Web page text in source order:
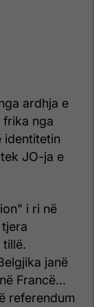
ardhja e
frika nga
identitetin
JO-ja e
i ri në
janë
Francë...
referendum